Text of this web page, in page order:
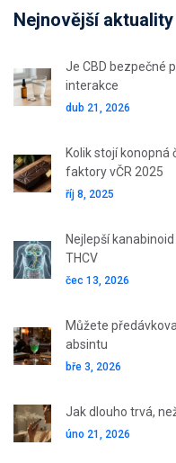
Nejnovější aktuality
Je CBD bezpečné
interakce
dub 21, 2026
Kolik stojí konopná
faktory vČR 2025
říj 8, 2025
Nejlepší
THCV
čec 13, 2026
Můžete
absintu
bře 3, 2026
Jak dlouho trvá,
úno 21, 2026